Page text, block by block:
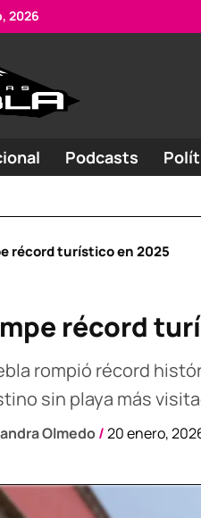
2026
noticias
Podcasts
récord turístico en 2025
récord
rompió récord
sin playa más
Olmedo/20 enero,